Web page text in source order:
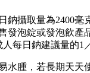
鈉攝取量為2400毫
發泡錠或發泡飲產
每日鈉建議量的1
水腫，若長期天天